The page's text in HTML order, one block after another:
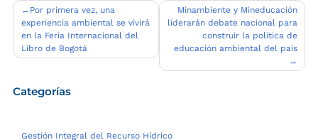
Navegación
de
entradas
Por primera vez, una
experiencia ambiental se vivirá
en la Feria Internacional del
Libro de Bogotá
Minambiente y Mineducación
liderarán debate nacional para
construir la política de
educación ambiental del país
Categorías
Gestión Integral del Recurso Hídrico